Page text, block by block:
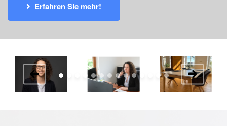
Erfahren Sie mehr!